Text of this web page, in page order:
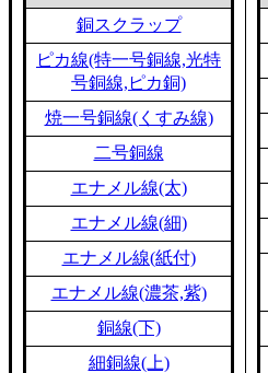
銅スクラップ
ピカ線(特一号銅線,光特
号銅線,ピカ銅)
焼一号銅線(くすみ線)
二号銅線
エナメル線(太)
エナメル線(細)
エナメル線(紙付)
エナメル線(濃茶,紫)
銅線(下)
細銅線(上)